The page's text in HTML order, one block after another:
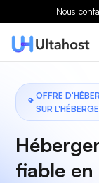
Nous
OFFRE
SUR
fiable en